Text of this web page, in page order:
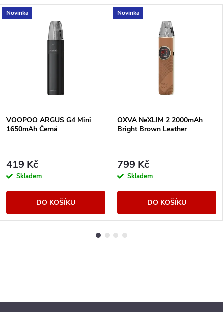
Novinka
VOOPOO ARGUS G4 Mini
1650mAh Černá
419 Kč
Skladem
DO KOŠÍKU
Novinka
OXVA NeXLIM 2 2000mAh
Bright Brown Leather
799 Kč
Skladem
DO KOŠÍKU